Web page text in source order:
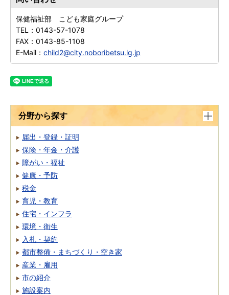
保健福祉部 こども家庭グループ
TEL： 0143-57-1078
FAX： 0143-85-1108
E-Mail： child2@city.noboribetsu.lg.jp
分野から探す
届出・登録・証明
保険・年金・介護
障がい・福祉
健康・予防
税金
育児・教育
住宅・インフラ
環境・衛生
入札・契約
都市整備・まちづくり・空き家
産業・雇用
市の紹介
施設案内